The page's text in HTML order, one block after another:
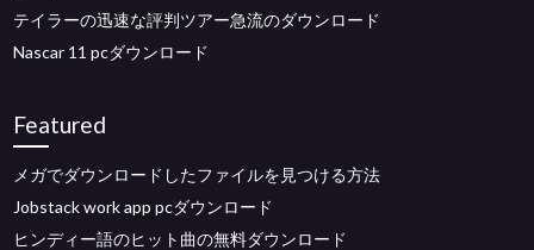
テイラーの迅速な評判ツアー急流のダウンロード
Nascar 11 pcダウンロード
Featured
メガでダウンロードしたファイルを見つける方法
Jobstack work app pcダウンロード
ヒンディー語のヒット曲の無料ダウンロード